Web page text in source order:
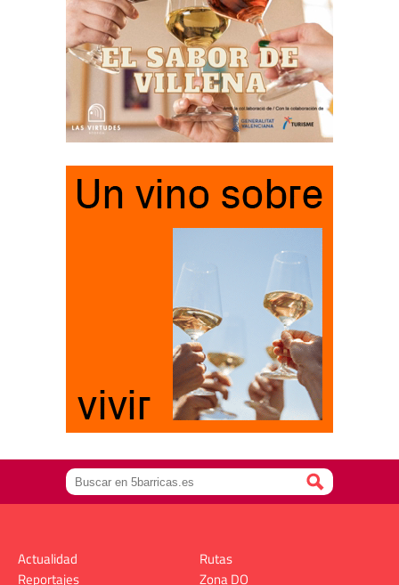
Actualidad
Reportajes
Rutas
Zona DO